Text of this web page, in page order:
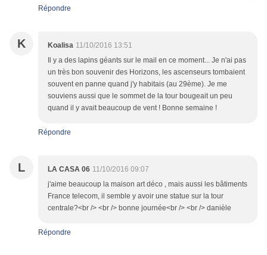
Répondre
K Koalisa 11/10/2016 13:51
Il y a des lapins géants sur le mail en ce moment... Je n'ai pas
un très bon souvenir des Horizons, les ascenseurs tombaient
souvent en panne quand j'y habitais (au 29ème). Je me
souviens aussi que le sommet de la tour bougeait un peu
quand il y avait beaucoup de vent ! Bonne semaine !
Répondre
L LA CASA 06 11/10/2016 09:07
j'aime beaucoup la maison art déco , mais aussi les bâtiments
France telecom, il semble y avoir une statue sur la tour
centrale?<br /> <br /> bonne journée<br /> <br /> danièle
Répondre